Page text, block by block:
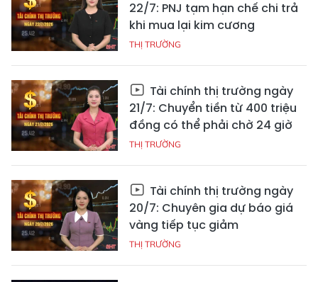
22/7: PNJ tạm hạn chế chi trả
khi mua lại kim cương
THỊ TRƯỜNG
Tài chính thị trường ngày
21/7: Chuyển tiền từ 400 triệu
đồng có thể phải chờ 24 giờ
THỊ TRƯỜNG
Tài chính thị trường ngày
20/7: Chuyên gia dự báo giá
vàng tiếp tục giảm
THỊ TRƯỜNG